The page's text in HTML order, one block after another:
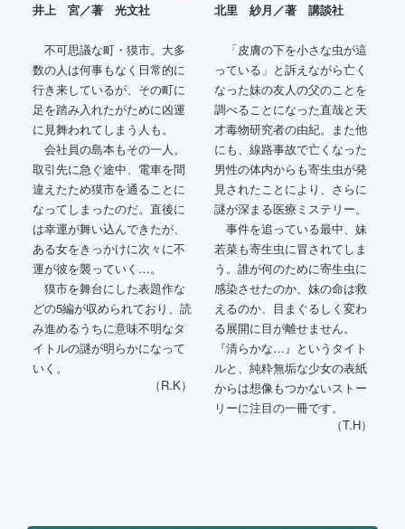
井上 宮／著 光文社
不可思議な町・獏市。大多
数の人は何事もなく日常的に
行き来しているが、その町に
足を踏み入れたがために凶運
に見舞われてしまう人も。
会社員の島本もその一人。
取引先に急ぐ途中、電車を間
違えたため獏市を通ることに
なってしまったのだ。直後に
は幸運が舞い込んできたが、
ある女をきっかけに次々に不
運が彼を襲っていく…。
獏市を舞台にした表題作な
どの5編が収められており、読
み進めるうちに意味不明なタ
イトルの謎が明らかになって
いく。
（R.K）
北里 紗月／著 講談社
「皮膚の下を小さな虫が這
っている」と訴えながら亡く
なった妹の友人の父のことを
調べることになった直哉と天
才毒物研究者の由紀。また他
にも、線路事故で亡くなった
男性の体内からも寄生虫が発
見されたことにより、さらに
謎が深まる医療ミステリー。
事件を追っている最中、妹
若菜も寄生虫に冒されてしま
う。誰が何のために寄生虫に
感染させたのか、妹の命は救
えるのか、目まぐるしく変わ
る展開に目が離せません。
『清らかな…』というタイト
ルと、純粋無垢な少女の表紙
からは想像もつかないストー
リーに注目の一冊です。
（T.H）